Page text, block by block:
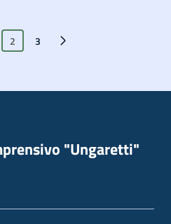
2 3
Pagina successiva
"Ungaretti"